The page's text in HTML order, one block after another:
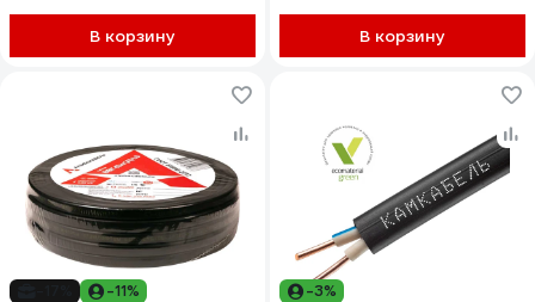
В корзину В корзину
-11% -3%